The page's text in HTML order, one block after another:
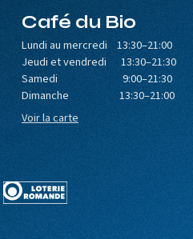
Café du Bio
Lundi au mercredi 13:30–21:00
Jeudi et vendredi 13:30–21:30
Samedi 9:00–21:30
Dimanche 13:30–21:00
Voir la carte